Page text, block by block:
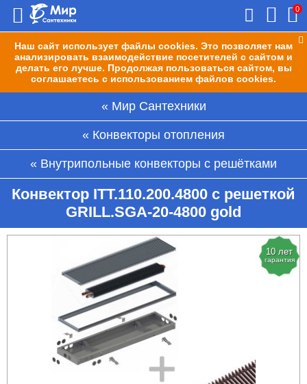
Наш сайт использует файлы cookies. Это позволяет нам
анализировать взаимодействие посетителей с сайтом и
делать его лучше. Продолжая пользоваться сайтом, вы
соглашаетесь с использованием файлов cookies.
0
Мир Сантехники
Конвекторы отопления
Внутрипольные конвекторы с решётками
Конвектор ITT.110.200.4800 с решеткой
GRILL.SGA-20-4800 gold
10 лет
гарантия